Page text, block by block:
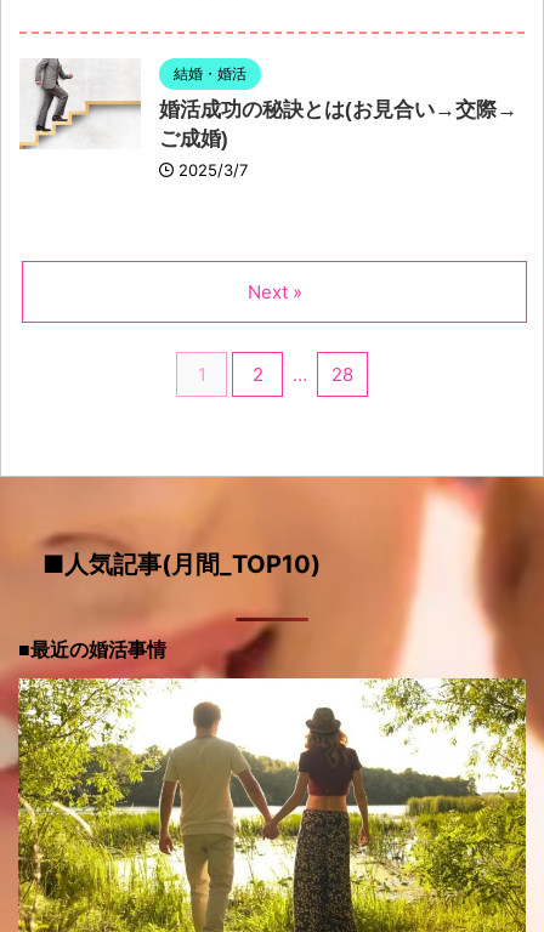
結婚・婚活
婚活成功の秘訣とは(お見合い→交際→
ご成婚)
2025/3/7
1 2 … 28
Next »
■人気記事(月間_TOP10)
■最近の婚活事情